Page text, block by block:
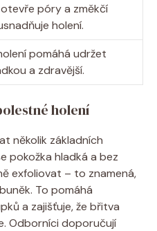
póry a změkčí
holení.
pomáhá udržet
a zdravější.
holení
několik základních
pokožka hladká a bez
exfoliovat – to znamená,
To pomáhá
a zajišťuje, že břitva
Odborníci doporučují